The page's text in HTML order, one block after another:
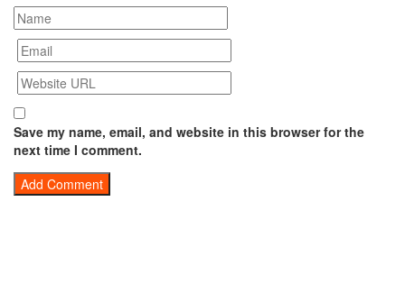
Save my name, email, and website in this browser for the
next time I comment.